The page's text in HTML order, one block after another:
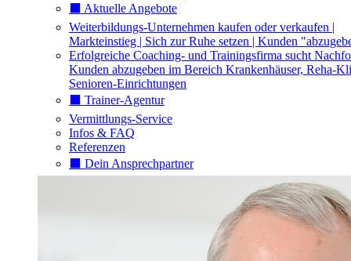
⬛️ Aktuelle Angebote
Weiterbildungs-Unternehmen kaufen oder verkaufen |
Markteinstieg | Sich zur Ruhe setzen | Kunden
Erfolgreiche Coaching- und Trainingsfirma sucht
Kunden abzugeben im Bereich Krankenhäuser, Reha-
Senioren-Einrichtungen
⬛️ Trainer-Agentur
Vermittlungs-Service
Infos & FAQ
Referenzen
⬛️ Dein Ansprechpartner